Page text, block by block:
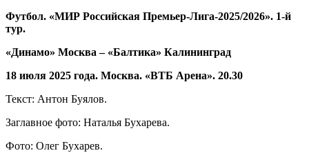
Футбол. «МИР Российская Премьер-Лига-2025/2026». 1-й
тур.
«Динамо» Москва – «Балтика» Калининград
18 июля 2025 года. Москва. «ВТБ Арена». 20.30
Текст: Антон Буялов.
Заглавное фото: Наталья Бухарева.
Фото: Олег Бухарев.